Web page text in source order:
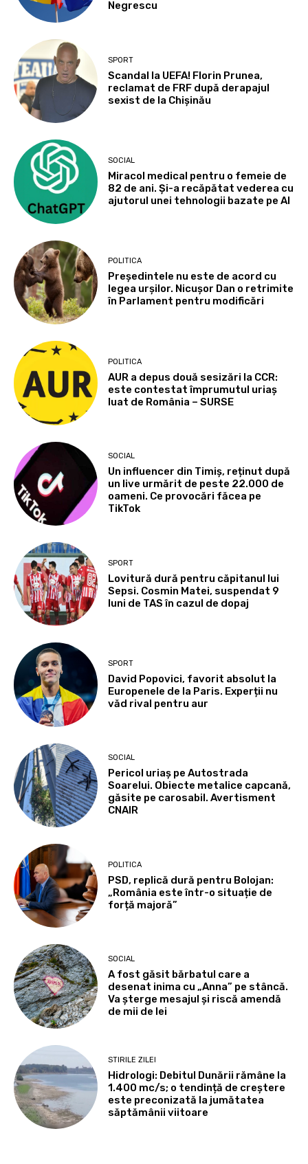
Negrescu
SPORT
Scandal la UEFA! Florin Prunea,
reclamat de FRF după derapajul
sexist de la Chișinău
SOCIAL
Miracol medical pentru o femeie de
82 de ani. Și-a recăpătat vederea cu
ajutorul unei tehnologii bazate pe AI
POLITICA
Președintele nu este de acord cu
legea urșilor. Nicușor Dan o retrimite
în Parlament pentru modificări
POLITICA
AUR a depus două sesizări la CCR:
este contestat împrumutul uriaș
luat de România – SURSE
SOCIAL
Un influencer din Timiș, reținut după
un live urmărit de peste 22.000 de
oameni. Ce provocări făcea pe
TikTok
SPORT
Lovitură dură pentru căpitanul lui
Sepsi. Cosmin Matei, suspendat 9
luni de TAS în cazul de dopaj
SPORT
David Popovici, favorit absolut la
Europenele de la Paris. Experții nu
văd rival pentru aur
SOCIAL
Pericol uriaș pe Autostrada
Soarelui. Obiecte metalice capcană,
găsite pe carosabil. Avertisment
CNAIR
POLITICA
PSD, replică dură pentru Bolojan:
„România este într-o situație de
forță majoră”
SOCIAL
A fost găsit bărbatul care a
desenat inima cu „Anna” pe stâncă.
Va șterge mesajul și riscă amendă
de mii de lei
STIRILE ZILEI
Hidrologi: Debitul Dunării rămâne la
1.400 mc/s; o tendință de creștere
este preconizată la jumătatea
săptămânii viitoare